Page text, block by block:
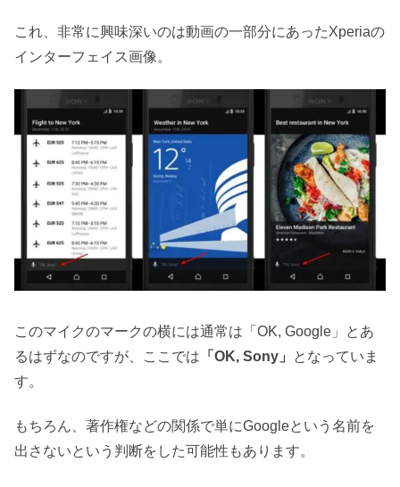
これ、非常に興味深いのは動画の一部分にあったXperiaの
インターフェイス画像。
このマイクのマークの横には通常は「OK, Google」とあ
るはずなのですが、ここでは 「OK, Sony」
となっていま
す。
もちろん、著作権などの関係で単にGoogleという名前を
出さないという判断をした可能性もあります。